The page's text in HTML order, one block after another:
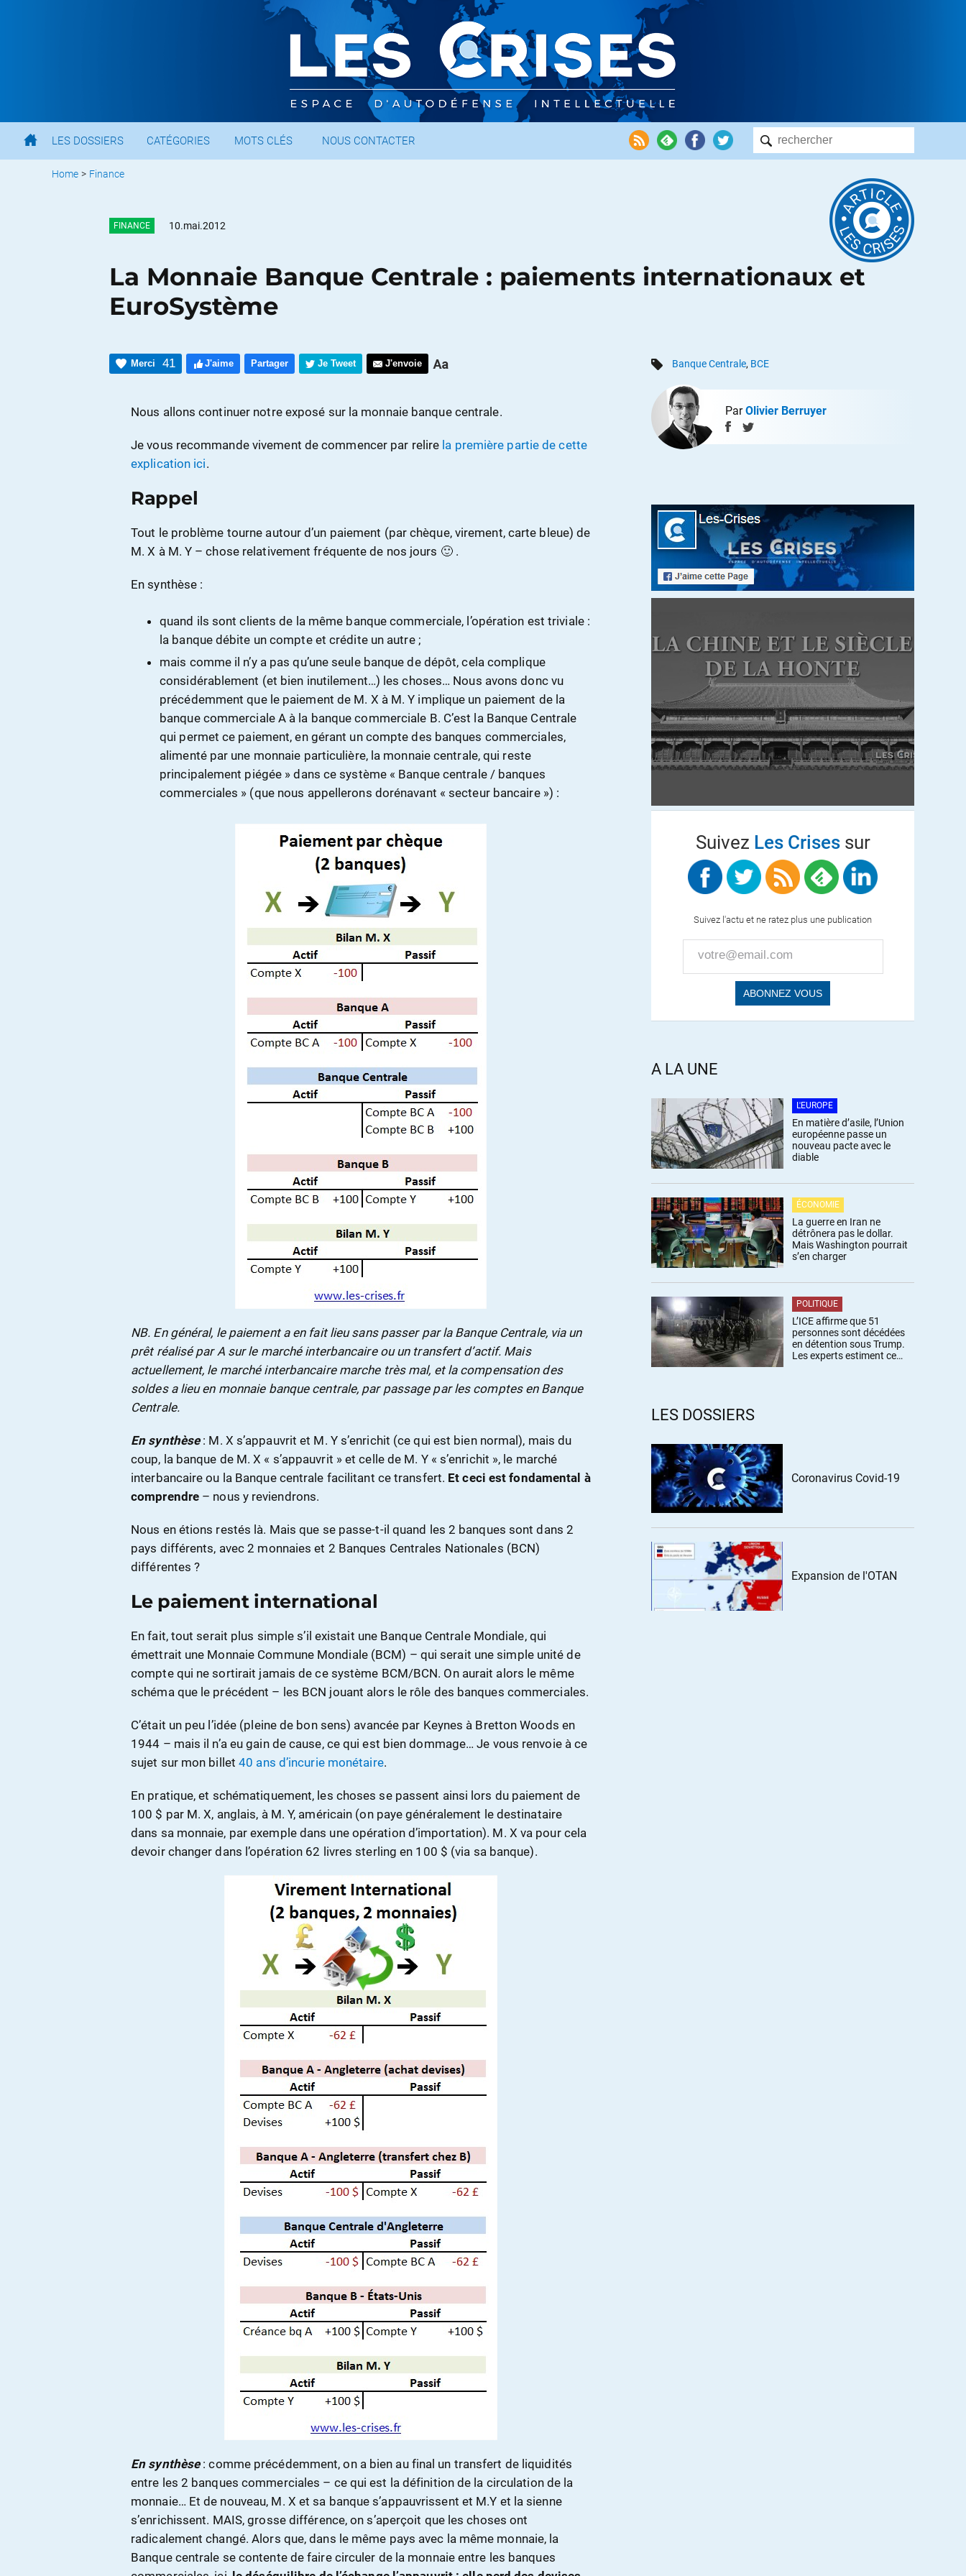
LES DOSSIERS CATÉGORIES MOTS CLÉS NOUS CONTACTER
Home > Finance
FINANCE 10.mai.2012
La Monnaie Banque Centrale : paiements internationaux et
EuroSystème
Merci 41 J'aime Partager Je Tweet J'envoie Banque Centrale, BCE
Nous allons continuer notre exposé sur la monnaie banque centrale.
Je vous recommande vivement de commencer par relire la première partie de cette
explication ici.
Rappel
Tout le problème tourne autour d’un paiement (par chèque, virement, carte bleue) de
M. X à M. Y – chose relativement fréquente de nos jours 🙂 .
En synthèse :
quand ils sont clients de la même banque commerciale, l’opération est triviale :
la banque débite un compte et crédite un autre ;
mais comme il n’y a pas qu’une seule banque de dépôt, cela complique
considérablement (et bien inutilement…) les choses… Nous avons donc vu
précédemment que le paiement de M. X à M. Y implique un paiement de la
banque commerciale A à la banque commerciale B. C’est la Banque Centrale
qui permet ce paiement, en gérant un compte des banques commerciales,
alimenté par une monnaie particulière, la monnaie centrale, qui reste
principalement piégée » dans ce système « Banque centrale / banques
commerciales » (que nous appellerons dorénavant « secteur bancaire ») :
NB. En général, le paiement a en fait lieu sans passer par la Banque Centrale, via un
prêt réalisé par A sur le marché interbancaire ou un transfert d’actif. Mais
actuellement, le marché interbancaire marche très mal, et la compensation des
soldes a lieu en monnaie banque centrale, par passage par les comptes en Banque
Centrale.
En synthèse: M. X s’appauvrit et M. Y s’enrichit (ce qui est bien normal), mais du
coup, la banque de M. X « s’appauvrit » et celle de M. Y « s’enrichit », le marché
interbancaire ou la Banque centrale facilitant ce transfert. Et ceci est fondamental à
comprendre – nous y reviendrons.
Nous en étions restés là. Mais que se passe-t-il quand les 2 banques sont dans 2
pays différents, avec 2 monnaies et 2 Banques Centrales Nationales (BCN)
différentes ?
Le paiement international
En fait, tout serait plus simple s’il existait une Banque Centrale Mondiale, qui
émettrait une Monnaie Commune Mondiale (BCM) – qui serait une simple unité de
compte qui ne sortirait jamais de ce système BCM/BCN. On aurait alors le même
schéma que le précédent – les BCN jouant alors le rôle des banques commerciales.
C’était un peu l’idée (pleine de bon sens) avancée par Keynes à Bretton Woods en
1944 – mais il n’a eu gain de cause, ce qui est bien dommage… Je vous renvoie à ce
sujet sur mon billet40 ans d’incurie monétaire.
En pratique, et schématiquement, les choses se passent ainsi lors du paiement de
100 $ par M. X, anglais, à M. Y, américain (on paye généralement le destinataire
dans sa monnaie, par exemple dans une opération d’importation). M. X va pour cela
devoir changer dans l’opération 62 livres sterling en 100 $ (via sa banque).
En synthèse: comme précédemment, on a bien au final un transfert de liquidités
entre les 2 banques commerciales – ce qui est la définition de la circulation de la
monnaie… Et de nouveau, M. X et sa banque s’appauvrissent et M.Y et la sienne
s’enrichissent. MAIS, grosse différence, on s’aperçoit que les choses ont
radicalement changé. Alors que, dans le même pays avec la même monnaie, la
Banque centrale se contente de faire circuler de la monnaie entre les banques
ParOlivier Berruyer
Suivez Les Crisessur
Suivez l'actu et ne ratez plus une publication
A LA UNE
L'EUROPE
En matière d’asile, l’Union
européenne passe un
nouveau pacte avec le
diable
ÉCONOMIE
La guerre en Iran ne
détrônera pas le dollar.
Mais Washington pourrait
s’en charger
POLITIQUE
L’ICE affirme que 51
personnes sont décédées
en détention sous Trump.
Les experts estiment ce
LES DOSSIERS
Coronavirus Covid-19
Expansion de l'OTAN